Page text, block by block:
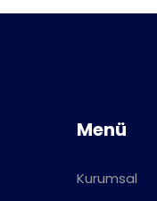
Menü
Kurumsal